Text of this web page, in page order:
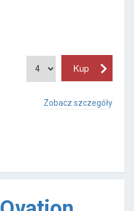
Zobacz szczegóły